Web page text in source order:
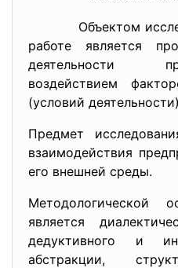
Объектом
работе является
деятельности
воздействием
(условий
Предмет
взаимодействия
его внешней среды.
Методологической
является
дедуктивного и
абстракции,